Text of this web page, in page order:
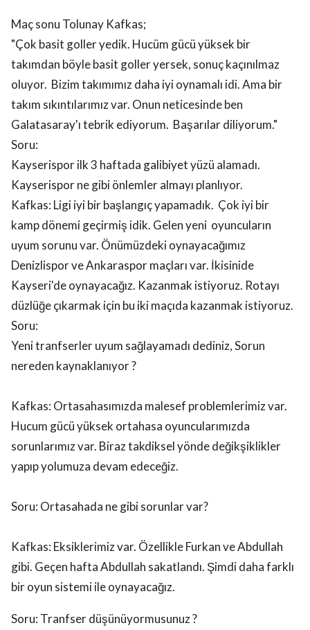
Maç sonu Tolunay Kafkas;
"Çok basit goller yedik. Hucüm gücü yüksek bir
takımdan böyle basit goller yersek, sonuç kaçınılmaz
oluyor. Bizim takımımız daha iyi oynamalı idi. Ama bir
takım sıkıntılarımız var. Onun neticesinde ben
Galatasaray'ı tebrik ediyorum. Başarılar diliyorum."
Soru:
Kayserispor ilk 3 haftada galibiyet yüzü alamadı.
Kayserispor ne gibi önlemler almayı planlıyor.
Kafkas: Ligi iyi bir başlangıç yapamadık. Çok iyi bir
kamp dönemi geçirmiş idik. Gelen yeni oyuncuların
uyum sorunu var. Önümüzdeki oynayacağımız
Denizlispor ve Ankaraspor maçları var. İkisinide
Kayseri'de oynayacağız. Kazanmak istiyoruz. Rotayı
düzlüğe çıkarmak için bu iki maçıda kazanmak istiyoruz.
Soru:
Yeni tranfserler uyum sağlayamadı dediniz, Sorun
nereden kaynaklanıyor ?
Kafkas: Ortasahasımızda malesef problemlerimiz var.
Hucum gücü yüksek ortahasa oyuncularımızda
sorunlarımız var. Biraz takdiksel yönde değikşiklikler
yapıp yolumuza devam edeceğiz.
Soru: Ortasahada ne gibi sorunlar var?
Kafkas: Eksiklerimiz var. Özellikle Furkan ve Abdullah
gibi. Geçen hafta Abdullah sakatlandı. Şimdi daha farklı
bir oyun sistemi ile oynayacağız.
Soru: Tranfser düşünüyormusunuz ?